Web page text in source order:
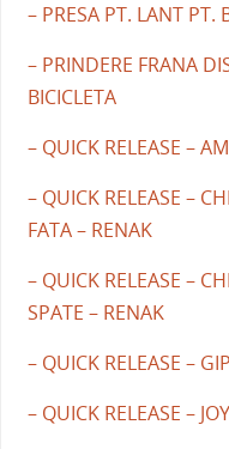
– PRESA PT. LANT PT.
– PRINDERE FRANA
BICICLETA
– QUICK RELEASE –
– QUICK RELEASE –
FATA – RENAK
– QUICK RELEASE –
SPATE – RENAK
– QUICK RELEASE –
– QUICK RELEASE –